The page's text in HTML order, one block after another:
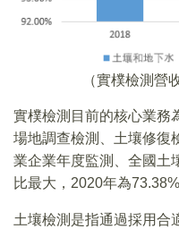
（實樸檢測營
實樸檢測目前的核心業務
場地調查檢測、土壤修復
業企業年度監測、全國土
比最大，2020年為73.38%
土壤檢測是指通過採用合